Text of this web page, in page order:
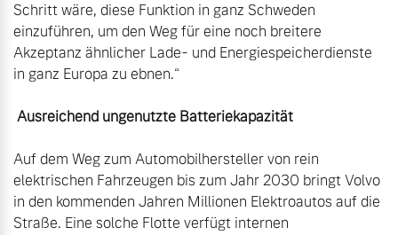
Schritt wäre, diese Funktion in ganz Schweden
einzuführen, um den Weg für eine noch breitere
Akzeptanz ähnlicher Lade- und Energiespeicherdienste
in ganz Europa zu ebnen.“
Ausreichend ungenutzte Batteriekapazität
Auf dem Weg zum Automobilhersteller von rein
elektrischen Fahrzeugen bis zum Jahr 2030 bringt Volvo
in den kommenden Jahren Millionen Elektroautos auf die
Straße. Eine solche Flotte verfügt internen